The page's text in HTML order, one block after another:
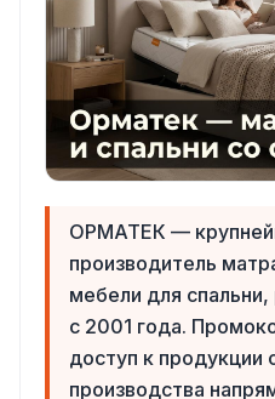
ОРМАТЕК —
производитель
мебели для
с 2001 года.
доступ к продукции
производства